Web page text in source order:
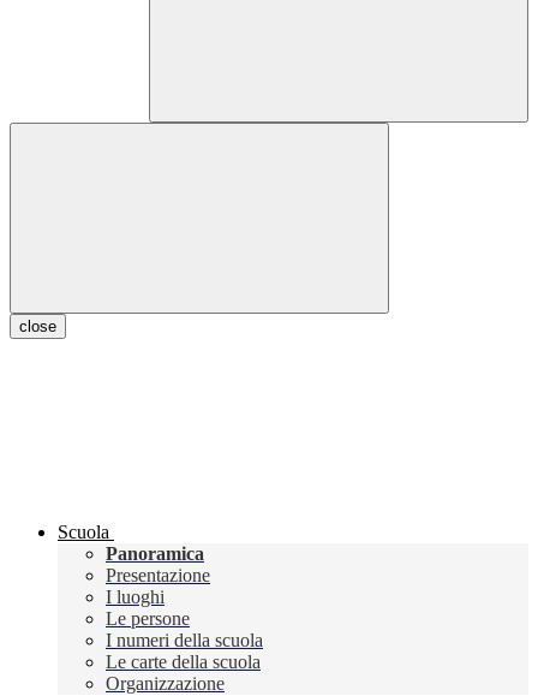
close
Scuola
Panoramica
Presentazione
I luoghi
Le persone
I numeri della scuola
Le carte della scuola
Organizzazione